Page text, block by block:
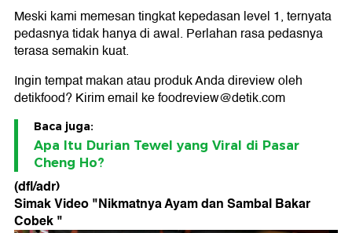
Meski kami memesan tingkat kepedasan level 1, ternyata
pedasnya tidak hanya di awal. Perlahan rasa pedasnya
terasa semakin kuat.
Ingin tempat makan atau produk Anda direview oleh
detikfood? Kirim email ke foodreview@detik.com
Baca juga:
Apa Itu Durian Tewel yang Viral di Pasar
Cheng Ho?
(dfl/adr)
Simak Video "Nikmatnya Ayam dan Sambal Bakar
Cobek"